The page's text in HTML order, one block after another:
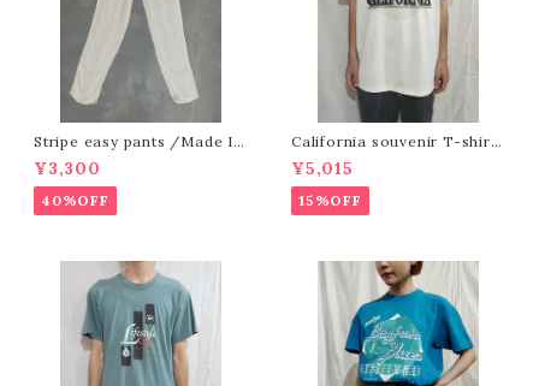
Stripe easy pants /Made In
USA [O-631]
¥3,300
40%OFF
California souvenir T-shirt
[e-109] カリフォルニアスーベニ
アTシャツ
¥5,015
15%OFF